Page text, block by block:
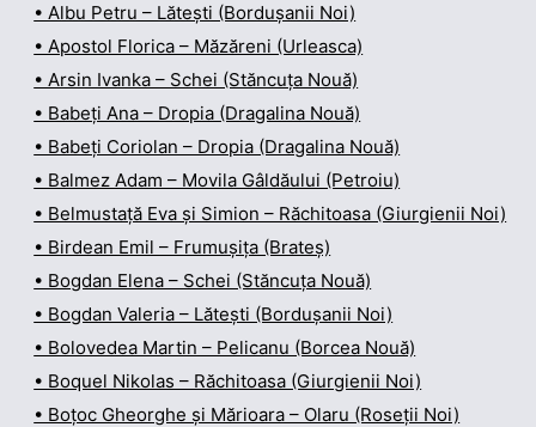
• Albu Petru – Lătești (Bordușanii Noi)
• Apostol Florica – Măzăreni (Urleasca)
• Arsin Ivanka – Schei (Stăncuța Nouă)
• Babeți Ana – Dropia (Dragalina Nouă)
• Babeți Coriolan – Dropia (Dragalina Nouă)
• Balmez Adam – Movila Gâldăului (Petroiu)
• Belmustață Eva și Simion – Răchitoasa (Giurgienii Noi)
• Birdean Emil – Frumușița (Brateș)
• Bogdan Elena – Schei (Stăncuța Nouă)
• Bogdan Valeria – Lătești (Bordușanii Noi)
• Bolovedea Martin – Pelicanu (Borcea Nouă)
• Boquel Nikolas – Răchitoasa (Giurgienii Noi)
• Boțoc Gheorghe și Mărioara – Olaru (Roseții Noi)